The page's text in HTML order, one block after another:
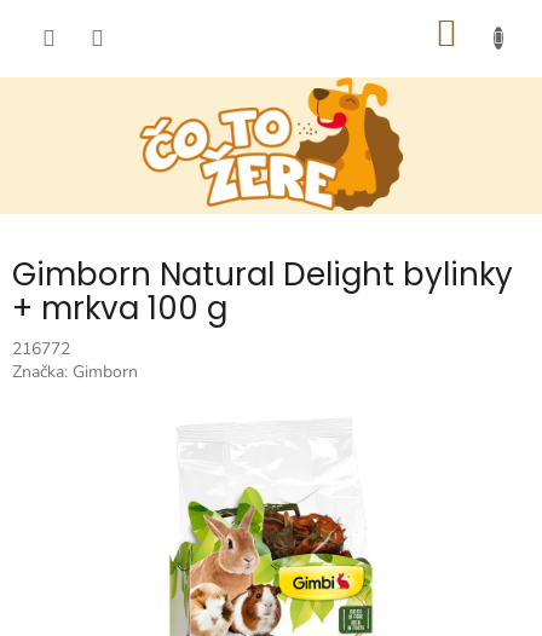
Gimborn Natural Delight bylinky
+ mrkva 100 g
216772
Značka: Gimborn